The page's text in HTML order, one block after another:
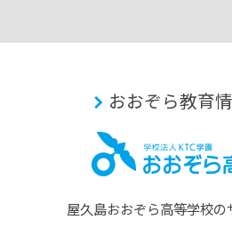
おおぞら教育
屋久島おおぞら⾼等学校の